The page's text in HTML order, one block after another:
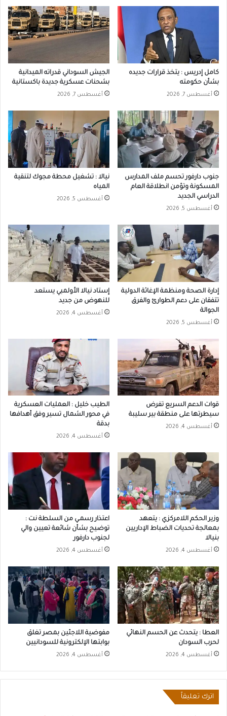
كامل إدريس : يتخذ قرارات جديده
بشأن حكومته
أغسطس 7, 2026
الجيش السوداني قدراته الميدانية
بشحنات عسكرية جديدة باكستانية
أغسطس 7, 2026
جنوب دارفور تحسم ملف المدارس
المسكونة وتؤمن انطلاقة العام
الدراسي الجديد
أغسطس 5, 2026
نيالا : تشغيل محطة مجوك لتنقية
المياه
أغسطس 5, 2026
إدارة الصحة ومنظمة الإغاثة الدولية
تتفقان على دعم الطوارئ والفرق
الجوالة
أغسطس 5, 2026
إستاد نيالا الأولمبي يستعد
للنهوض من جديد
أغسطس 4, 2026
قوات الدعم السريع تفرض
سيطرتها على منطقة بير سليبة
أغسطس 4, 2026
الطيب خليل : العمليات العسكرية
في محور الشمال تسير وفق أهدافها
بدقة
أغسطس 4, 2026
وزير الحكم اللامركزي : يتعهد
بمعالجة تحديات الضباط الإداريين
بنيالا
أغسطس 4, 2026
اعتذار رسمـي من السلطة نت :
توضيح بشأن شائعة تعيين والي
لجنوب دارفور
أغسطس 4, 2026
العطا : يتحدث عن الحسم النهائي
لحرب السودان
أغسطس 4, 2026
مفوضية اللاجئين بمصر تغلق
بوابتها الإلكترونية للسودانيين
أغسطس 4, 2026
اترك تعليقاً